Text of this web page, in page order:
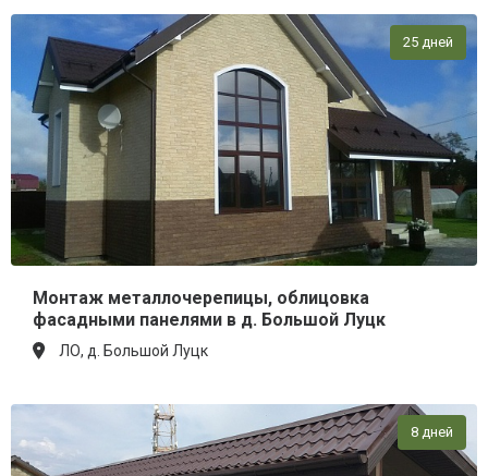
25 дней
Монтаж металлочерепицы, облицовка
фасадными панелями в д. Большой Луцк
ЛО, д. Большой Луцк
8 дней